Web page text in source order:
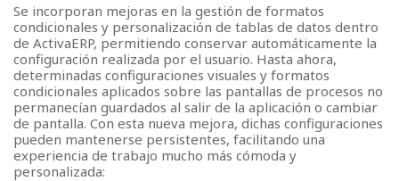
Se incorporan mejoras en la gestión de formatos
condicionales y personalización de tablas de datos dentro
de ActivaERP, permitiendo conservar automáticamente la
configuración realizada por el usuario. Hasta ahora,
determinadas configuraciones visuales y formatos
condicionales aplicados sobre las pantallas de procesos no
permanecían guardados al salir de la aplicación o cambiar
de pantalla. Con esta nueva mejora, dichas configuraciones
pueden mantenerse persistentes, facilitando una
experiencia de trabajo mucho más cómoda y
personalizada: